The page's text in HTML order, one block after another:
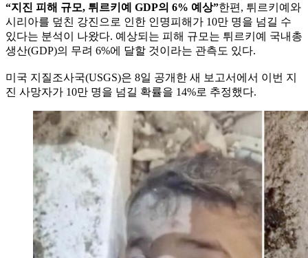
“지진 피해 규모, 튀르키예 GDP의 6% 예상”한편, 튀르키예와
시리아를 덮친 강진으로 인한 인명피해가 10만 명을 넘길 수
있다는 분석이 나왔다. 예상되는 피해 규모는 튀르키예 국내총
생산(GDP)의 무려 6%에 달할 것이라는 관측도 있다.
미국 지질조사국(USGS)은 8일 공개한 새 보고서에서 이번 지
진 사망자가 10만 명을 넘길 확률을 14%로 추정했다.